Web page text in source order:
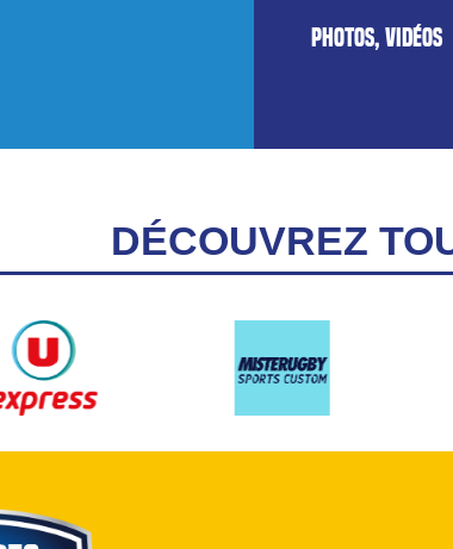
PHOTOS, VIDÉOS
DÉCOUVREZ